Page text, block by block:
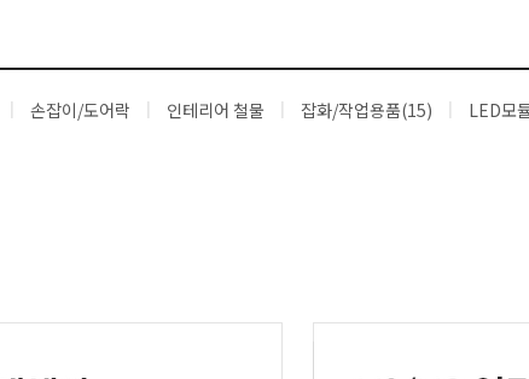
손잡이/도어락 인테리어 철물 잡화/작업용품(15) LED모